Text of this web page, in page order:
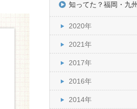
知ってた？福岡・九州
2020年
2021年
2017年
2016年
2014年